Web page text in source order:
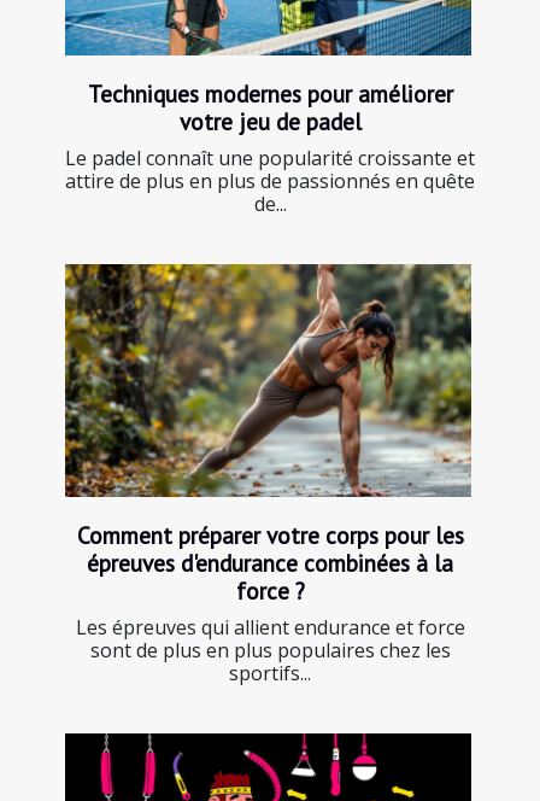
Techniques modernes pour améliorer
votre jeu de padel
Le padel connaît une popularité croissante et
attire de plus en plus de passionnés en quête
de...
Comment préparer votre corps pour les
épreuves d'endurance combinées à la
force ?
Les épreuves qui allient endurance et force
sont de plus en plus populaires chez les
sportifs...